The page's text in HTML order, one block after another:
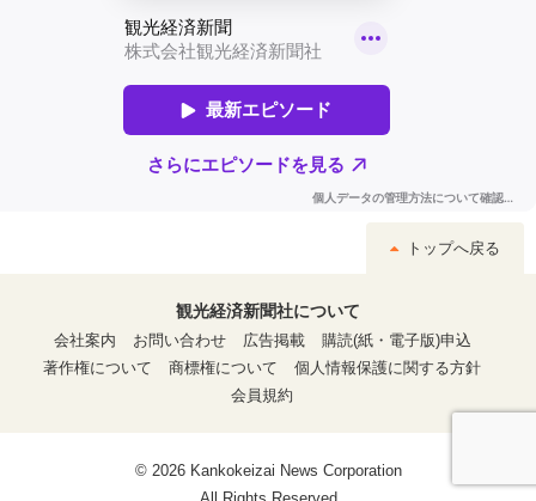
トップへ戻る
観光経済新聞社について
会社案内
お問い合わせ 広告掲載
購読(紙・電子版)申込
著作権について
商標権について
個人情報保護に関する方針
会員規約
© 2026 Kankokeizai News Corporation